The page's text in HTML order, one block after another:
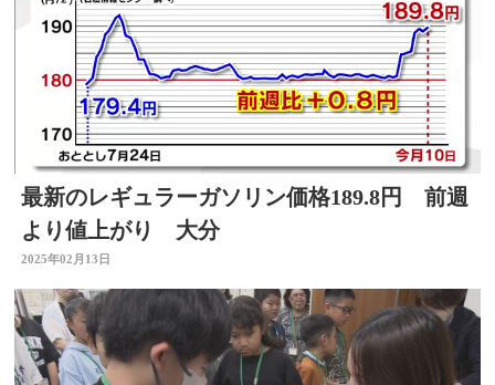
最新のレギュラーガソリン価格189.8円 前週
より値上がり 大分
2025年02月13日